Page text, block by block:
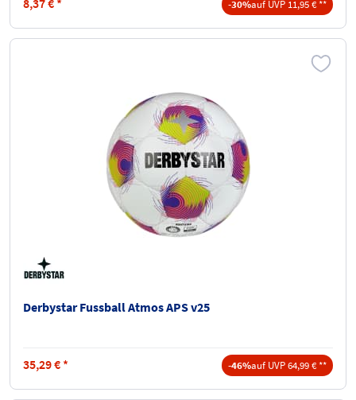
8,37€ * -30%auf UVP 11,95 € **
Derbystar Fussball Atmos APS v25
35,29€ * -46%auf UVP 64,99 € **